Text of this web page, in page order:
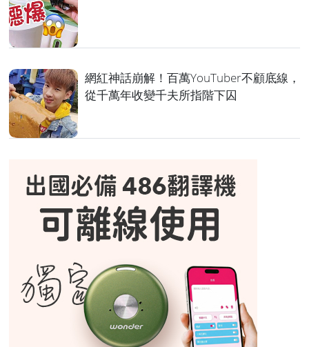
網紅神話崩解！百萬YouTuber不顧底線，
從千萬年收變千夫所指階下囚